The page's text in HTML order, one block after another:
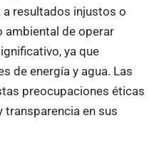
a resultados injustos o
ambiental de operar
ya que
de energía y agua. Las
preocupaciones éticas
transparencia en sus